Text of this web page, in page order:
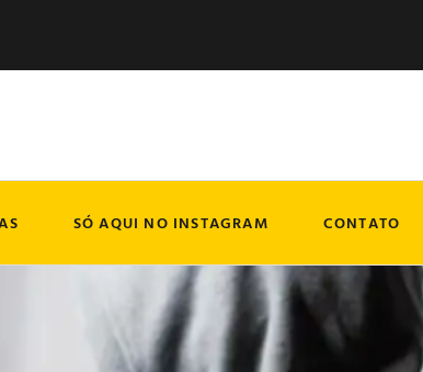
SÓ AQUI NO INSTAGRAM CONTATO